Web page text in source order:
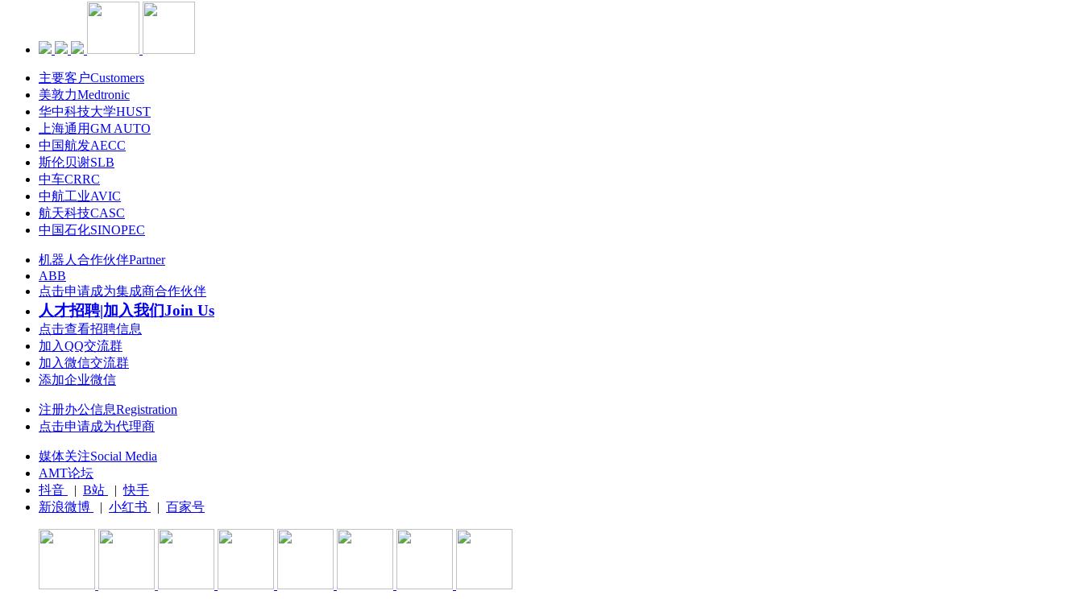
主要客户Customers
美敦力Medtronic
华中科技大学HUST
上海通用GM AUTO
中国航发AECC
斯伦贝谢SLB
中车CRRC
中航工业AVIC
航天科技CASC
中国石化SINOPEC
机器人合作伙伴Partner
ABB
点击申请成为集成商合作伙伴
人才招聘|加入我们Join Us
点击查看招聘信息
加入QQ交流群
加入微信交流群
添加企业微信
注册办公信息Registration
点击申请成为代理商
媒体关注Social Media
AMT论坛
抖音
| B站 |快手
新浪微博
| 小红书 | 百家号